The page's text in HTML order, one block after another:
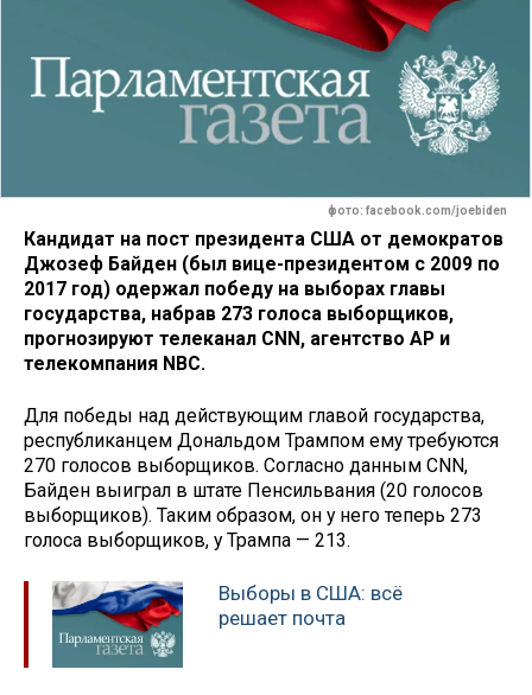
фото: facebook.com/joebiden
Кандидат на пост президента США от демократов
Джозеф Байден (был вице-президентом с 2009 по
2017 год) одержал победу на выборах главы
государства, набрав 273 голоса выборщиков,
прогнозируют телеканал CNN, агентство AP и
телекомпания NBС.
Для победы над действующим главой государства,
республиканцем Дональдом Трампом ему требуются
270 голосов выборщиков. Согласно данным CNN,
Байден выиграл в штате Пенсильвания (20 голосов
выборщиков). Таким образом, он у него теперь 273
голоса выборщиков, у Трампа — 213.
Выборы в США: всё
решает почта